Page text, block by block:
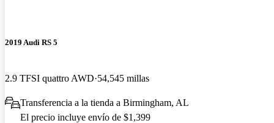
2019 Audi RS 5
2.9 TFSI quattro AWD 54,545 millas
Transferencia a la tienda a Birmingham, AL
El precio incluye envío de $1,399